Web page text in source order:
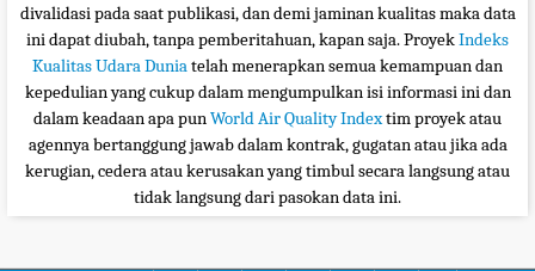
divalidasi pada saat publikasi, dan demi jaminan kualitas maka data
ini dapat diubah, tanpa pemberitahuan, kapan saja. ProyekIndeks
Kualitas Udara Duniatelah menerapkan semua kemampuan dan
kepedulian yang cukup dalam mengumpulkan isi informasi ini dan
dalam keadaan apa punWorld Air Quality Indextim proyek atau
agennya bertanggung jawab dalam kontrak, gugatan atau jika ada
kerugian, cedera atau kerusakan yang timbul secara langsung atau
tidak langsung dari pasokan data ini.